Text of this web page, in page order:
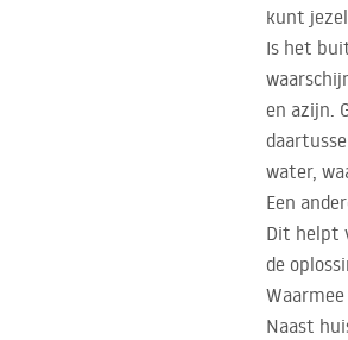
kunt
Is het
en azijn.
water,
Een
Dit helpt
de
Naast